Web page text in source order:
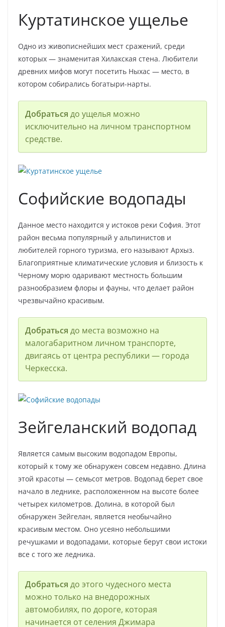
Куртатинское ущелье
Одно из живописнейших мест сражений, среди
которых — знаменитая Хилакская стена. Любители
древних мифов могут посетить Ныхас — место, в
котором собирались богатыри-нарты.
Добраться до ущелья можно
исключительно на личном транспортном
средстве.
Софийские водопады
Данное место находится у истоков реки София. Этот
район весьма популярный у альпинистов и
любителей горного туризма, его называют Архыз.
Благоприятные климатические условия и близость к
Черному морю одаривают местность большим
разнообразием флоры и фауны, что делает район
чрезвычайно красивым.
Добраться до места возможно на
малогабаритном личном транспорте,
двигаясь от центра республики — города
Черкесска.
Зейгеланский водопад
Является самым высоким водопадом Европы,
который к тому же обнаружен совсем недавно. Длина
этой красоты — семьсот метров. Водопад берет свое
начало в леднике, расположенном на высоте более
четырех километров. Долина, в которой был
обнаружен Зейгелан, является необычайно
красивым местом. Оно усеяно небольшими
речушками и водопадами, которые берут свои истоки
все с того же ледника.
Добраться до этого чудесного места
можно только на внедорожных
автомобилях, по дороге, которая
начинается от селения Джимара